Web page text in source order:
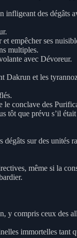
des dégâts
empêcher ses
multiples.
avec Dévoreur.
Dakrun et les
conclave des
tôt que prévu s’il
sur des unités
même si la
y compris ceux des
immortelles tant